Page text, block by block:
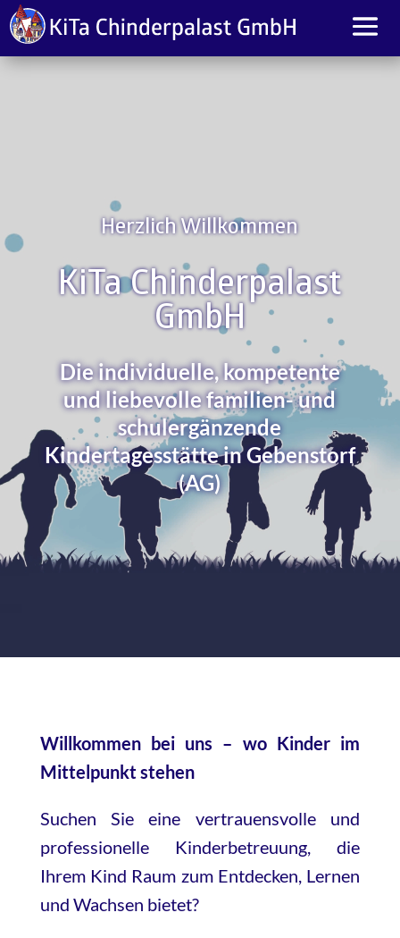
Herzlich Willkommen
KiTa Chinderpalast
GmbH
Die individuelle, kompetente
und liebevolle familien- und
schulergänzende
Kindertagesstätte in Gebenstorf
(AG)
Willkommen bei uns – wo Kinder im
Mittelpunkt stehen
Suchen Sie eine vertrauensvolle und
professionelle Kinderbetreuung, die
Ihrem Kind Raum zum Entdecken, Lernen
und Wachsen bietet?